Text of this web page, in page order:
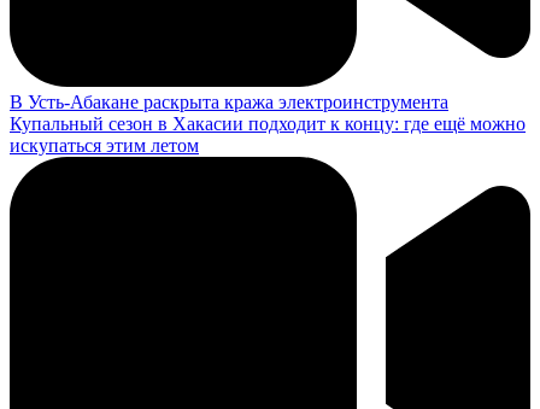
В Усть-Абакане раскрыта кража электроинструмента
Купальный сезон в Хакасии подходит к концу: где ещё можно
искупаться этим летом